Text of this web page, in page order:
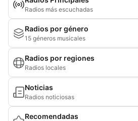
Radios más escuchadas
Radios por género
15 géneros musicales
Radios por regiones
Radios locales
Noticias
Radios noticiosas
Recomendadas